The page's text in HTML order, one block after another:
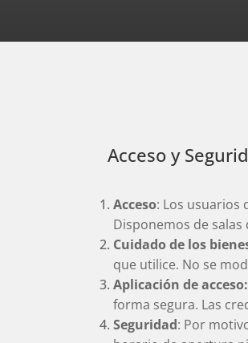
Acceso y
Acceso: Los usuarios
Disponemos de
Cuidado de los
que utilice. No se
Aplicación de acceso:
forma segura. Las
Seguridad: Por